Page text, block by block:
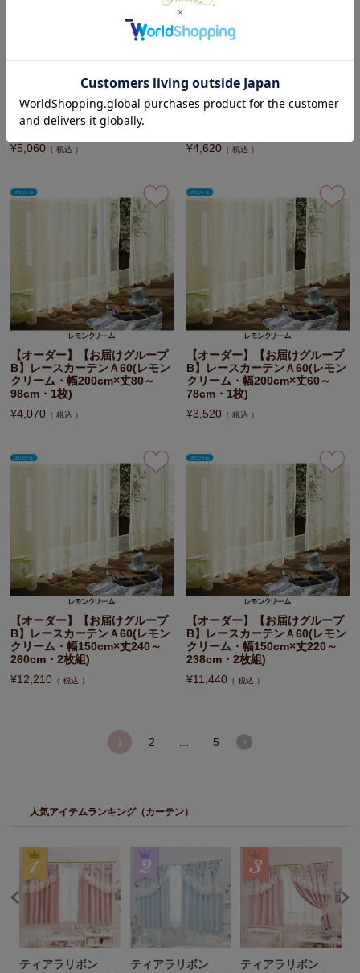
【オーダー】【お届けグループ
B】レースカーテンＡ60(レモン
クリーム・幅200cm×丈120～
138cm・1枚)
¥5,060 税込
【オーダー】【お届けグループ
B】レースカーテンＡ60(レモン
クリーム・幅200cm×丈100～
¥4,620 税込
【オーダー】【お届けグループ
B】レースカーテンＡ60(レモン
クリーム・幅200cm×丈80～
98cm・1枚)
¥4,070 税込
【オーダー】【お届けグループ
B】レースカーテンＡ60(レモン
クリーム・幅200cm×丈60～
78cm・1枚)
¥3,520 税込
【オーダー】【お届けグループ
B】レースカーテンＡ60(レモン
クリーム・幅150cm×丈240～
260cm・2枚組)
¥12,210 税込
【オーダー】【お届けグループ
B】レースカーテンＡ60(レモン
クリーム・幅150cm×丈220～
238cm・2枚組)
¥11,440 税込
1 2 5
人気アイテムランキング（カーテン）
ティアラリボン
ティアラリボン
ティアラリボン